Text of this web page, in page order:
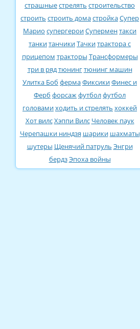
страшныестрелять строительство
строить строить домастройкаСупер
Марио супергероиСуперментакси
танкитанчикиТачкитрактора с
прицепом тракторы Трансформеры
три в рядтюнингтюнинг машин
Улитка Боб фермаФиксикиФинес и
Ферб форсажфутболфутбол
головамиходить и стрелять хоккей
Хот вилсХэппи Вилс Человек паук
Черепашки ниндзя шарики шахматы
шутеры Щенячий патруль Энгри
бердзЭпоха войны